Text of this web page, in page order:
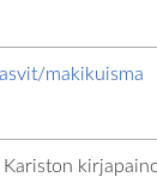
makikuisma